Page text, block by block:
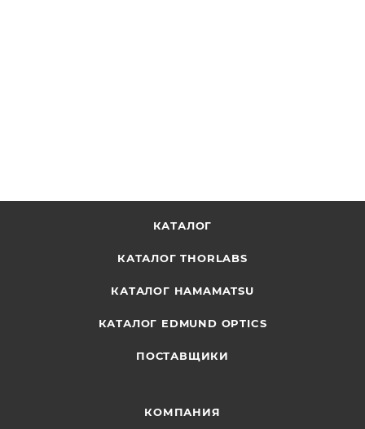
КАТАЛОГ
КАТАЛОГ THORLABS
КАТАЛОГ HAMAMATSU
КАТАЛОГ EDMUND OPTICS
ПОСТАВЩИКИ
КОМПАНИЯ